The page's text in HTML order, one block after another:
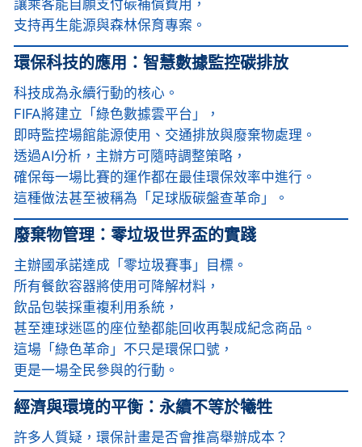
讓乘客能自願支付碳補償費用，
支持再生能源與森林保育專案。
環保科技的應用：智慧數據監控碳排放
科技成為永續行動的核心。
FIFA將建立「綠色數據雲平台」，
即時監控場館能源使用、交通排放與廢棄物處理。
透過AI分析，主辦方可隨時調整策略，
確保每一場比賽的運作都在最佳環保效率中進行。
這種做法甚至被稱為「足球版碳盤查革命」。
廢棄物管理：零垃圾世界盃的實踐
主辦國承諾達成「零垃圾賽事」目標。
所有餐飲容器將使用可降解材料，
飲品包裝採重複利用系統，
甚至連球迷區的座位墊都能回收再製成紀念商品。
這場「綠色革命」不只是環保口號，
更是一場全民參與的行動。
經濟與環境的平衡：永續不等於犧牲
許多人質疑，環保計畫是否會推高舉辦成本？